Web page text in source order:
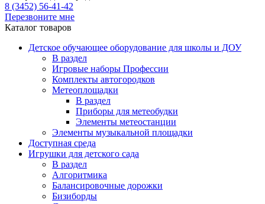
8 (3452) 56-41-42
Перезвоните мне
Каталог товаров
Детское обучающее оборудование для школы и ДОУ
В раздел
Игровые наборы Профессии
Комплекты автогородков
Метеоплощадки
В раздел
Приборы для метеобудки
Элементы метеостанции
Элементы музыкальной площадки
Доступная среда
Игрушки для детского сада
В раздел
Алгоритмика
Балансировочные дорожки
Бизиборды